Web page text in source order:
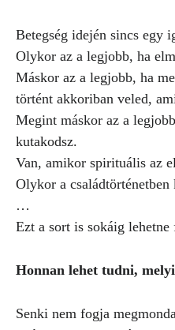
Betegség idején sincs egy
Olykor az a legjobb, ha
Máskor az a legjobb, ha
történt akkoriban veled,
Megint máskor az a
kutakodsz.
Van, amikor spirituális az
Olykor a családtörténetben
…
Ezt a sort is sokáig
Honnan lehet tudni,
Senki nem fogja